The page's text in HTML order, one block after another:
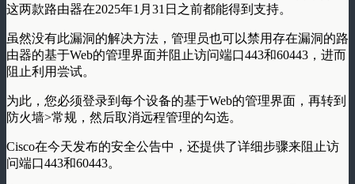
这两款路由器在2025年1月31日之前都能得到支持。
虽然没有此漏洞的解决方法，管理员也可以禁用存在漏洞的路
由器的基于Web的管理界面并阻止访问端口443和60443，进而
阻止利用尝试。
为此，您必须登录到每个设备的基于Web的管理界面，再转到
防火墙>常规，然后取消远程管理的勾选。
Cisco在今天发布的安全公告中，还提供了详细步骤来阻止访
问端口443和60443。